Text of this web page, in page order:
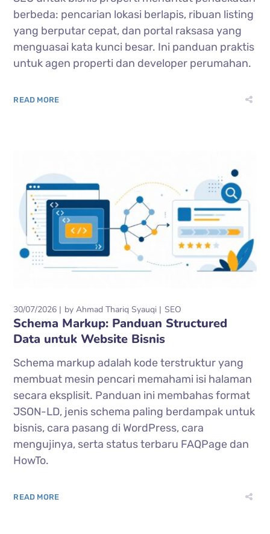
berbeda: pencarian lokasi berlapis, ribuan listing
yang berputar cepat, dan portal raksasa yang
menguasai kata kunci besar. Ini panduan praktis
untuk agen properti dan developer perumahan.
READ MORE
30/07/2026 byAhmad Thariq Syauqi SEO
Schema Markup: Panduan Structured
Data untuk Website Bisnis
Schema markup adalah kode terstruktur yang
membuat mesin pencari memahami isi halaman
secara eksplisit. Panduan ini membahas format
JSON-LD, jenis schema paling berdampak untuk
bisnis, cara pasang di WordPress, cara
mengujinya, serta status terbaru FAQPage dan
HowTo.
READ MORE